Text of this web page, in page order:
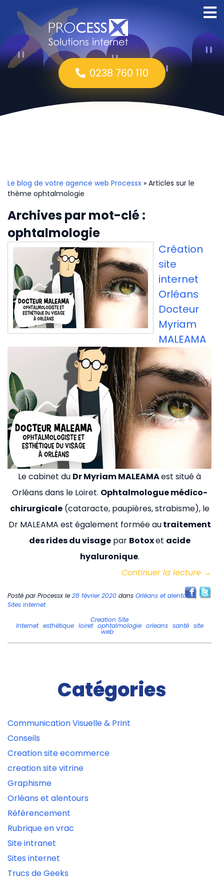
0238 760 110
Le blog de votre agence web Processx » Articles sur le
thème ophtalmologie
Archives par mot-clé :
ophtalmologie
Création
site
internet
Orléans
Docteur
Myriam
MALEAMA
Le cabinet du Dr Myriam MALEAMAest situé à
Orléans dans le Loiret. Ophtalmologue médico-
chirurgicale(cataracte, paupières, strabisme), le
Dr MALEAMA est également formée autraitement
des rides du visagepar Botoxet acide
hyaluronique.
Continuer la lecture →
Posté parProcessx le 28 février 2020 dans Orléans et alentours,
Sites internet
Creation Site
Internet esthétique loiret ophtalmologie orleans santé site
web
Catégories
Communication Visuelle & Print
Conseils
Creation site ecommerce
creation site vitrine
Graphisme
Orléans et alentours
Référencement
Rubrique en vrac
Site intranet
Sites internet
Trucs de Geeks